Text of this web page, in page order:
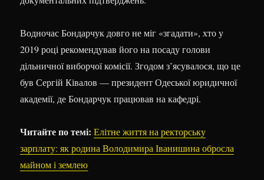
Водночас Бондарчук довго не міг «згадати», хто у
2019 році рекомендував його на посаду голови
дільничної виборчої комісії. Згодом з’ясувалося, що це
був Сергій Ківалов — президент Одеської юридичної
академії, де Бондарчук працював на кафедрі.
Читайте по темі: Елітне життя на ректорську
зарплату: як родина Володимира Іванишина обросла
майном і землею